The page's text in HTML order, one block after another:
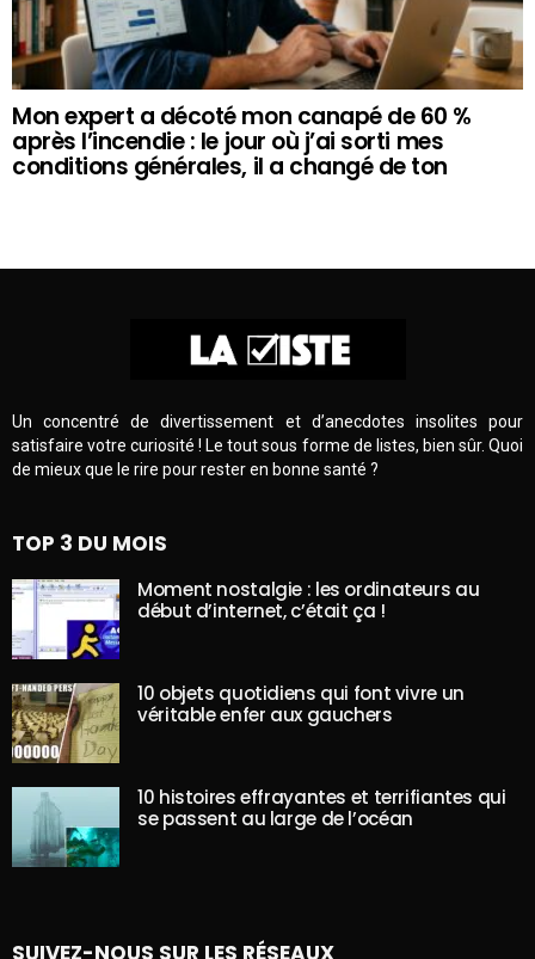
Mon expert a décoté mon canapé de 60 %
après l’incendie : le jour où j’ai sorti mes
conditions générales, il a changé de ton
Un concentré de divertissement et d’anecdotes insolites pour
satisfaire votre curiosité ! Le tout sous forme de listes, bien sûr. Quoi
de mieux que le rire pour rester en bonne santé ?
TOP 3 DU MOIS
Moment nostalgie : les ordinateurs au
début d’internet, c’était ça !
10 objets quotidiens qui font vivre un
véritable enfer aux gauchers
10 histoires effrayantes et terrifiantes qui
se passent au large de l’océan
SUIVEZ-NOUS SUR LES RÉSEAUX